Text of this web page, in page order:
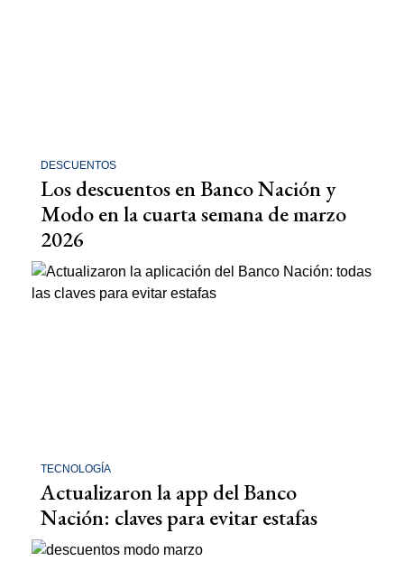
DESCUENTOS
Los descuentos en Banco Nación y
Modo en la cuarta semana de marzo
2026
TECNOLOGÍA
Actualizaron la app del Banco
Nación: claves para evitar estafas